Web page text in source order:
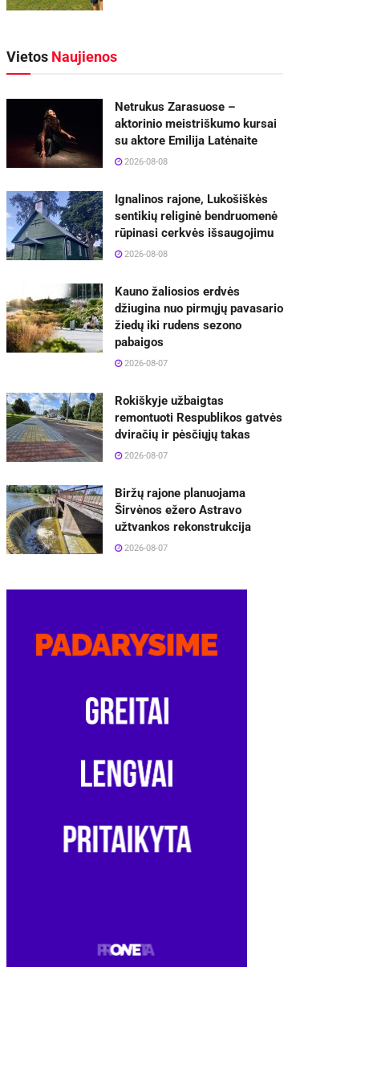
Vietos Naujienos
Netrukus Zarasuose –
aktorinio meistriškumo kursai
su aktore Emilija Latėnaite
2026-08-08
Ignalinos rajone, Lukošiškės
sentikių religinė bendruomenė
rūpinasi cerkvės išsaugojimu
2026-08-08
Kauno žaliosios erdvės
džiugina nuo pirmųjų pavasario
žiedų iki rudens sezono
pabaigos
2026-08-07
Rokiškyje užbaigtas
remontuoti Respublikos gatvės
dviračių ir pėsčiųjų takas
2026-08-07
Biržų rajone planuojama
Širvėnos ežero Astravo
užtvankos rekonstrukcija
2026-08-07